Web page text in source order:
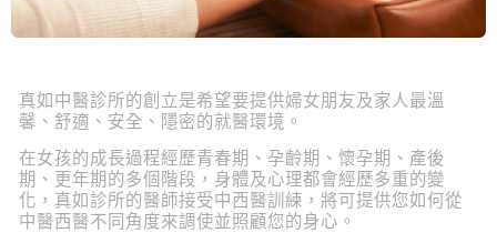
真如中醫診所的創立是希望要提供婦女朋友及家人最溫
馨、舒適、安全、隱密的就醫環境。
在女孩的成長過程經歷青春期、孕齡期、懷孕期、產後
期、更年期的多個階段，身體及心理都會經歷多重的變
化，真如診所的醫師接受中西醫訓練，將可提供您如何從
中醫西醫不同角度來調使並照顧您的身心。